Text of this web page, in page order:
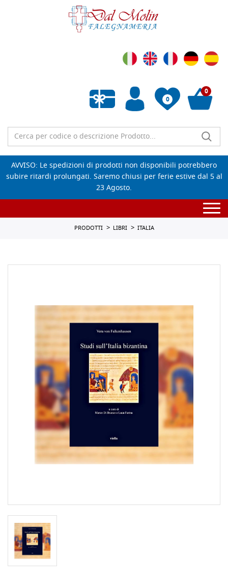
0
Wishlist vuota
0
AVVISO: Le spedizioni di prodotti non disponibili potrebbero
subire ritardi prolungati. Saremo chiusi per ferie estive dal 5 al
23 Agosto.
PRODOTTI LIBRI ITALIA